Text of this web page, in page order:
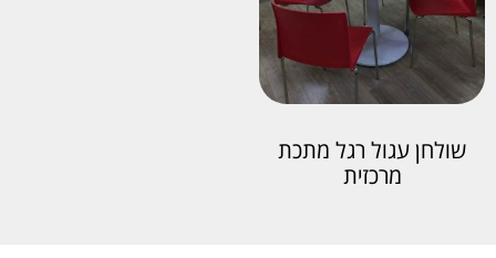
שולחן עגול רגל מתכת
מרכזית